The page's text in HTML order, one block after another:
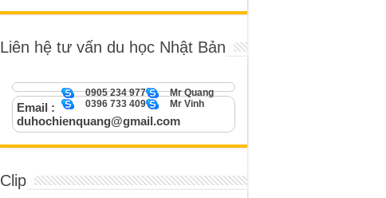
Liên hệ tư vấn du học Nhật Bản
Mr Quang
0905 234 977
Mr Vinh
0396 733 409
Email :
duhochienquang@gmail.com
Clip